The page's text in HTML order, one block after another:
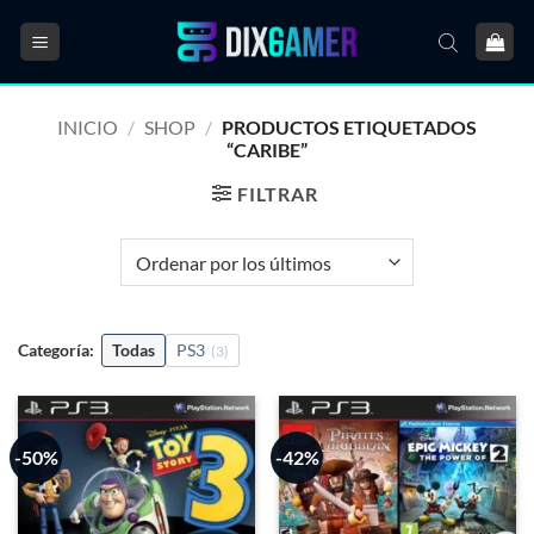
INICIO / SHOP / PRODUCTOS ETIQUETADOS
“CARIBE”
FILTRAR
Categoría: Todas PS3 (3)
-50% -42%